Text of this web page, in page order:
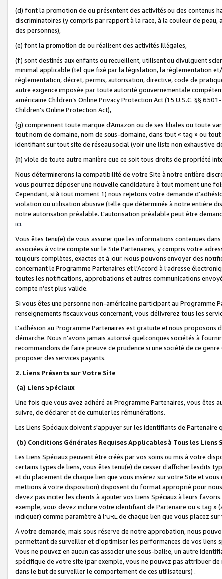
(d) font la promotion de ou présentent des activités ou des contenus
discriminatoires (y compris par rapport à la race, à la couleur de
des personnes),
(e) font la promotion de ou réalisent des activités illégales,
(f) sont destinés aux enfants ou recueillent, utilisent ou divulguent
minimal applicable (tel que fixé par la législation, la réglementation
réglementation, décret, permis, autorisation, directive, code de
autre exigence imposée par toute autorité gouvernementale
américaine Children’s Online Privacy Protection Act (15 U.S.C. §§
Children’s Online Protection Act),
(g) comprennent toute marque d'Amazon ou de ses filiales ou toute
tout nom de domaine, nom de sous-domaine, dans tout « tag » ou
identifiant sur tout site de réseau social (voir une liste non exhaustive
(h) viole de toute autre manière que ce soit tous droits de propriété
Nous déterminerons la compatibilité de votre Site à notre entière
vous pourrez déposer une nouvelle candidature à tout moment une
Cependant, si à tout moment 1) nous rejetons votre demande
violation ou utilisation abusive (telle que déterminée à notre entière
notre autorisation préalable. L'autorisation préalable peut être
ici.
Vous êtes tenu(e) de vous assurer que les informations contenues
associées à votre compte sur le Site Partenaires, y compris votre
toujours complètes, exactes et à jour. Nous pouvons envoyer des
concernant le Programme Partenaires et l'Accord à l’adresse
toutes les notifications, approbations et autres communications
compte n’est plus valide.
Si vous êtes une personne non-américaine participant au
renseignements fiscaux vous concernant, vous délivrerez tous les
L'adhésion au Programme Partenaires est gratuite et nous proposons
démarche. Nous n'avons jamais autorisé quelconques sociétés à
recommandons de faire preuve de prudence si une société de ce
proposer des services payants.
2. Liens Présents sur Votre Site
(a) Liens Spéciaux
Une fois que vous avez adhéré au Programme Partenaires, vous êtes
suivre, de déclarer et de cumuler les rémunérations.
Les Liens Spéciaux doivent s'appuyer sur les identifiants de Partenaire
(b) Conditions Générales Requises Applicables à Tous les Liens
Les Liens Spéciaux peuvent être créés par vos soins ou mis à votre
certains types de liens, vous êtes tenu(e) de cesser d'afficher lesdits
et du placement de chaque lien que vous insérez sur votre Site et
mettions à votre disposition) disposent du format approprié pour
devez pas inciter les clients à ajouter vos Liens Spéciaux à leurs
exemple, vous devez inclure votre identifiant de Partenaire ou « tag
indiquer) comme paramètre à l'URL de chaque lien que vous placez
À votre demande, mais sous réserve de notre approbation, nous
permettant de surveiller et d'optimiser les performances de vos liens
Vous ne pouvez en aucun cas associer une sous-balise, un autre
spécifique de votre site (par exemple, vous ne pouvez pas attribuer
dans le but de surveiller le comportement de ces utilisateurs) .